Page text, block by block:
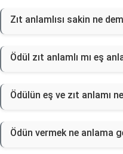
Zıt anlamlısı sakin ne
Ödül zıt anlamlı mı eş
Ödülün eş ve zıt anlamı
Ödün vermek ne anlama